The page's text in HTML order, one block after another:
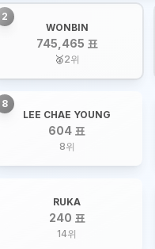
2
WONBIN
745,465 표
🥈2위
8
LEE CHAE YOUNG
604 표
8위
RUKA
240 표
14위